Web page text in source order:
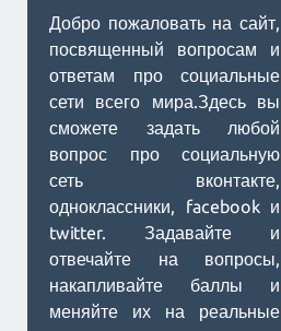
Добро пожаловать на сайт,
посвященный вопросам и
ответам про социальные
сети всего мира.Здесь вы
сможете задать любой
вопрос про социальную
сеть вконтакте,
одноклассники, facebook и
twitter. Задавайте и
отвечайте на вопросы,
накапливайте баллы и
меняйте их на реальные